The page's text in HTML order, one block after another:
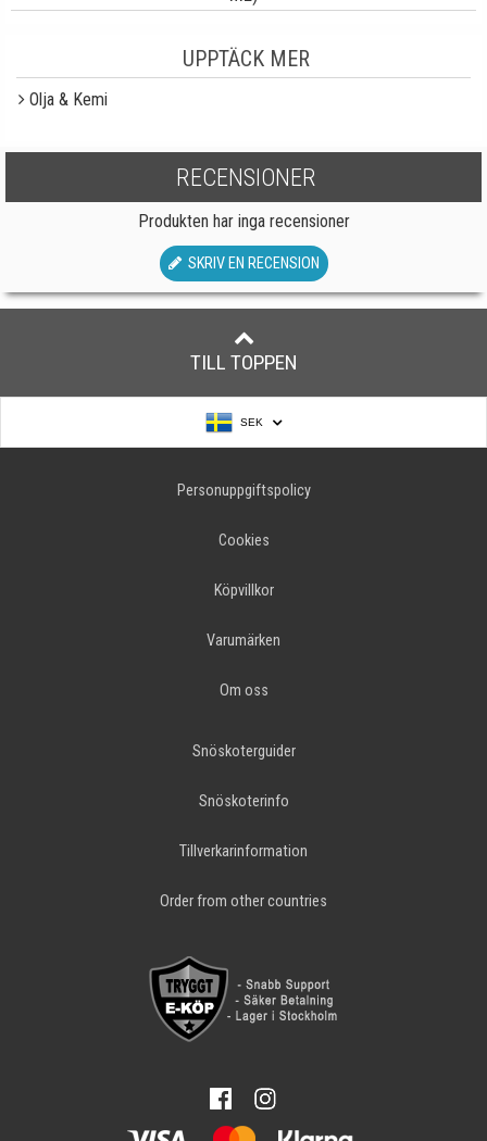
UPPTÄCK MER
Olja & Kemi
RECENSIONER
Produkten har inga recensioner
SKRIV EN RECENSION
TILL TOPPEN
SEK
Personuppgiftspolicy
Cookies
Köpvillkor
Varumärken
Om oss
Snöskoterguider
Snöskoterinfo
Tillverkarinformation
Order from other countries